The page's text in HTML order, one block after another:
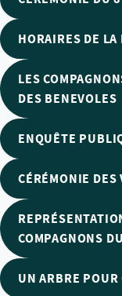
HORAIRES DE LA
LES
DES BENEVOLES
ENQUÊTE
CÉRÉMONIE
COMPAGNONS
UN ARBRE